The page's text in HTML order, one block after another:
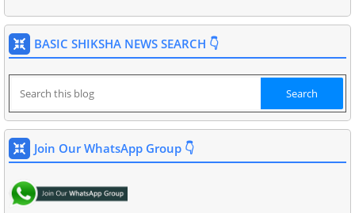
BASIC SHIKSHA NEWS SEARCH 👇
Join Our WhatsApp Group 👇